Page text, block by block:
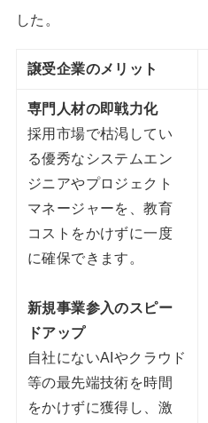
した。
譲受企業のメリット
専門人材の即戦力化
採用市場で枯渇してい
る優秀なシステムエン
ジニアやプロジェクト
マネージャーを、教育
コストをかけずに一度
に確保できます。
新規事業参入のスピー
ドアップ
自社にないAIやクラウド
等の最先端技術を時間
をかけずに獲得し、激